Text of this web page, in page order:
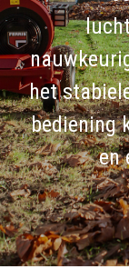
het
bediening
en